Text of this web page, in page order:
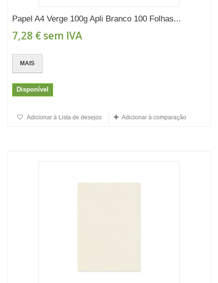
Papel A4 Verge 100g Apli Branco 100 Folhas...
7,28 € sem IVA
MAIS
Disponível
Adicionar à Lista de desejos Adicionar à comparação